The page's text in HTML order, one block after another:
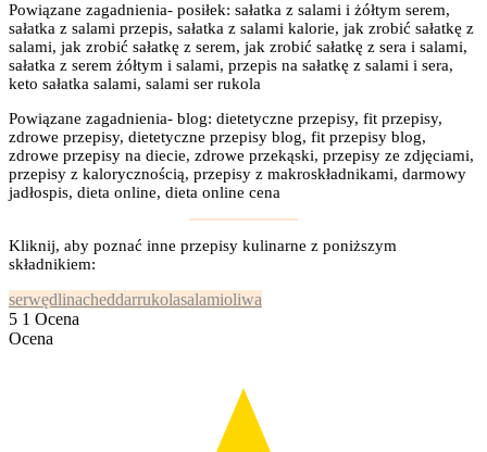
Powiązane zagadnienia- posiłek: sałatka z salami i żółtym serem,
sałatka z salami przepis, sałatka z salami kalorie, jak zrobić sałatkę z
salami, jak zrobić sałatkę z serem, jak zrobić sałatkę z sera i salami,
sałatka z serem żółtym i salami, przepis na sałatkę z salami i sera,
keto sałatka salami, salami ser rukola
Powiązane zagadnienia- blog: dietetyczne przepisy, fit przepisy,
zdrowe przepisy, dietetyczne przepisy blog, fit przepisy blog,
zdrowe przepisy na diecie, zdrowe przekąski, przepisy ze zdjęciami,
przepisy z kalorycznością, przepisy z makroskładnikami, darmowy
jadłospis, dieta online, dieta online cena
Kliknij, aby poznać inne przepisy kulinarne z poniższym
składnikiem:
serwędlinacheddarrukolasalamioliwa
5 1 Ocena
Ocena